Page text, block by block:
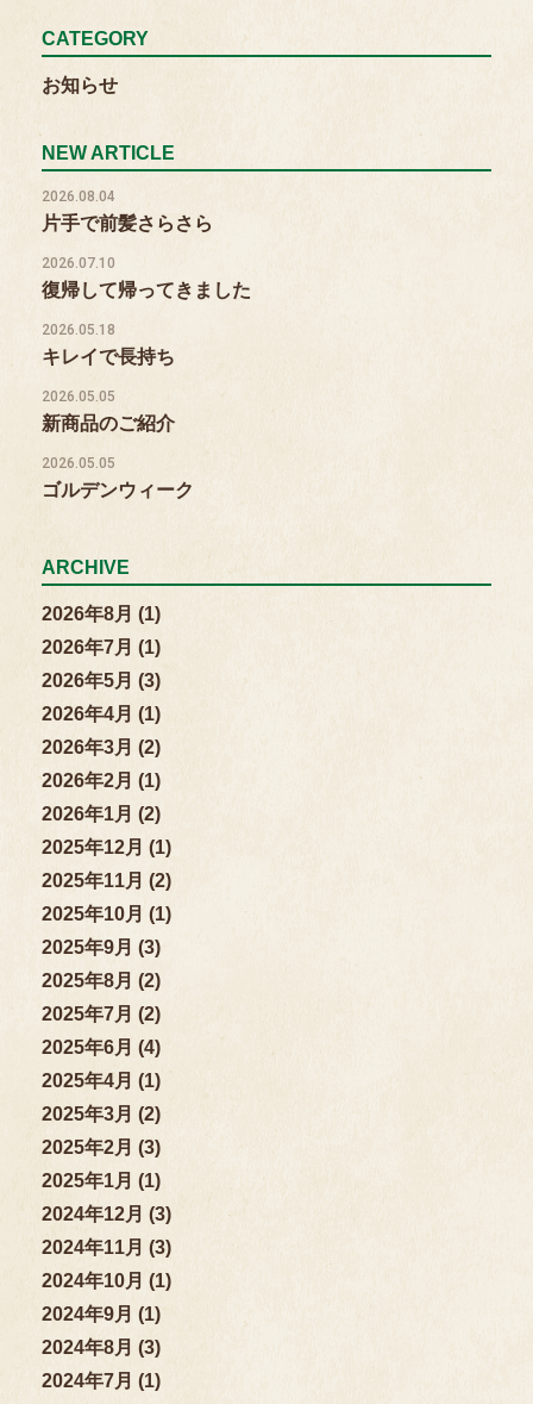
CATEGORY
お知らせ
NEW ARTICLE
片手で前髪さらさら
2026.08.04
復帰して帰ってきました
2026.07.10
キレイで長持ち
2026.05.18
新商品のご紹介
2026.05.05
ゴルデンウィーク
2026.05.05
ARCHIVE
2026年8月 (1)
2026年7月 (1)
2026年5月 (3)
2026年4月 (1)
2026年3月 (2)
2026年2月 (1)
2026年1月 (2)
2025年12月 (1)
2025年11月 (2)
2025年10月 (1)
2025年9月 (3)
2025年8月 (2)
2025年7月 (2)
2025年6月 (4)
2025年4月 (1)
2025年3月 (2)
2025年2月 (3)
2025年1月 (1)
2024年12月 (3)
2024年11月 (3)
2024年10月 (1)
2024年9月 (1)
2024年8月 (3)
2024年7月 (1)